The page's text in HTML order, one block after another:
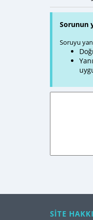
Sorunun
Soruyu
SİTE